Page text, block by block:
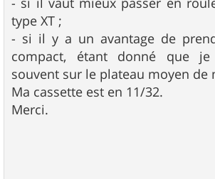
type XT ;
- si il y a un avantage de
compact, étant donné que
souvent sur le plateau moyen de
Ma cassette est en 11/32.
Merci.